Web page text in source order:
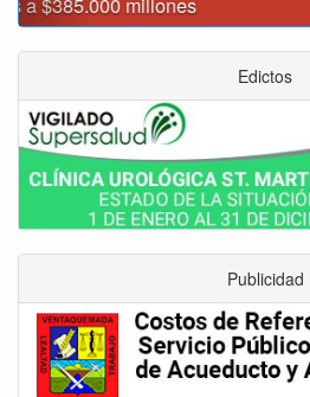
Edictos
Publicidad